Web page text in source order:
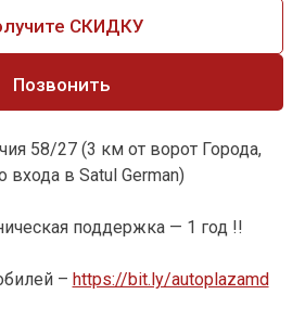
СКИДКУ
Позвонить
58/27 (3 км от ворот Города,
входа в Satul German)
поддержка — 1 год !!
– https://bit.ly/autoplazamd